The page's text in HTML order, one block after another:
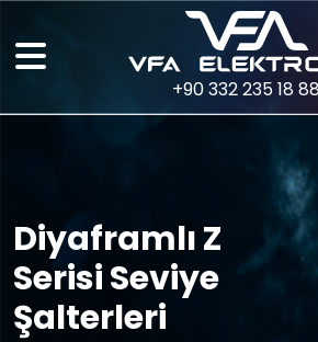
+90 332 235 18 88
Diyaframlı Z
Serisi Seviye
Şalterleri